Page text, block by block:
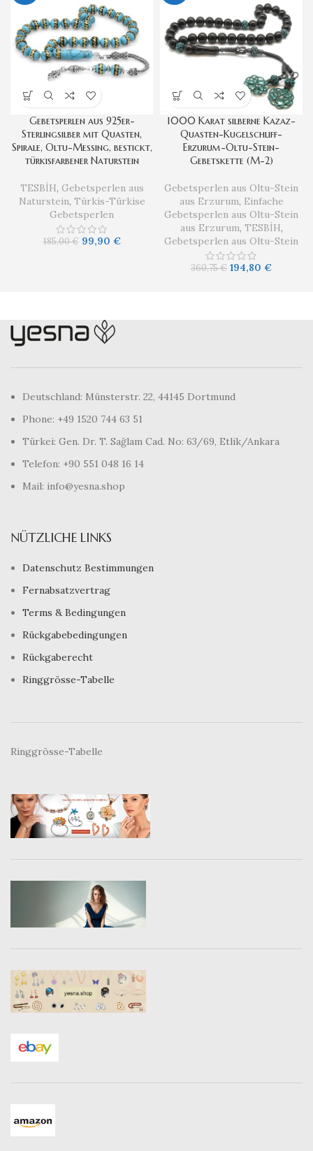
Gebetsperlen aus 925er-
Sterlingsilber mit Quasten,
Spirale, Oltu-Messing, bestickt,
türkisfarbener Naturstein
TESBİH, Gebetsperlen aus
Naturstein, Türkis-Türkise
Gebetsperlen
185,00€ 99,90 €
1000 Karat silberne Kazaz-
Quasten-Kugelschliff-
Erzurum-Oltu-Stein-
Gebetskette (M-2)
Gebetsperlen aus Oltu-Stein
aus Erzurum, Einfache
Gebetsperlen aus Oltu-Stein
aus Erzurum, TESBİH,
Gebetsperlen aus Oltu-Stein
360,75€ 194,80 €
Deutschland: Münsterstr. 22, 44145 Dortmund
Phone: +49 1520 744 63 51
Türkei: Gen. Dr. T. Sağlam Cad. No: 63/69, Etlik/Ankara
Telefon: +90 551 048 16 14
Mail: info@yesna.shop
NÜTZLICHE LINKS
Datenschutz Bestimmungen
Fernabsatzvertrag
Terms & Bedingungen
Rückgabebedingungen
Rückgaberecht
Ringgrösse-Tabelle
Ringgrösse-Tabelle